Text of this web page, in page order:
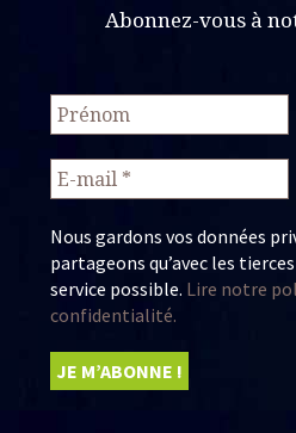
Abonnez-vous à
Nous gardons vos données
partageons qu’avec les
service possible. Lire notre
confidentialité.